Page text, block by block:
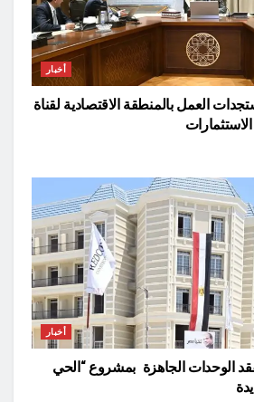
أخبار
العمل بالمنطقة الاقتصادية لقناة
أخبار
الوحدات الجاهزة بمشروع “الحي